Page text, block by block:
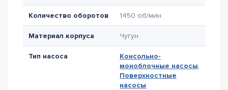
Количество оборотов 1450 об/мин
Материал корпуса Чугун
Тип насоса
Консольно-
моноблочные насосы,
Поверхностные
насосы